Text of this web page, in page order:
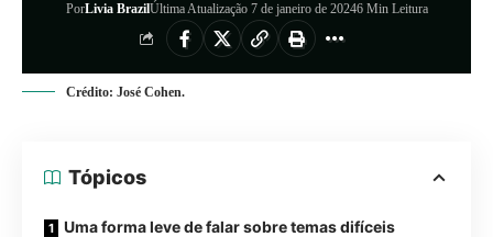
PorLivia BrazilÚltima Atualização 7 de janeiro de 20246 Min Leitura
Crédito: José Cohen.
Tópicos
Uma forma leve de falar sobre temas difíceis